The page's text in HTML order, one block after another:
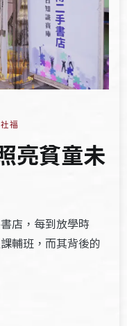
福
亮貧童未
店，每到放學時
輔班，而其背後的